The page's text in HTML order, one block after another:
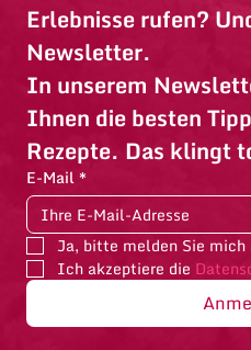
Erlebnisse rufen?
Newsletter.
In unserem
Ihnen die besten
Rezepte. Das klingt
E-Mail*
Ja, bitte melden Sie mich
Ich akzeptiere die